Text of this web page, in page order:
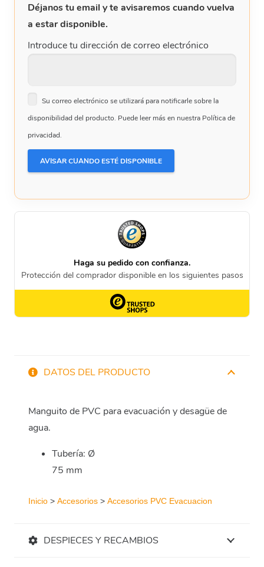
Déjanos tu email y te avisaremos cuando vuelva
a estar disponible.
Introduce tu dirección de correo electrónico
Su correo electrónico se utilizará para notificarle sobre la
disponibilidad del producto. Puede leer más en nuestra Política de
privacidad.
DATOS DEL PRODUCTO
Manguito de PVC para evacuación y desagüe de
agua.
Tubería: Ø
75 mm
Inicio > Accesorios > Accesorios PVC Evacuacion
DESPIECES Y RECAMBIOS